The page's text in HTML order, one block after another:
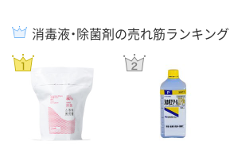
消毒液・除菌剤の売れ筋ランキング